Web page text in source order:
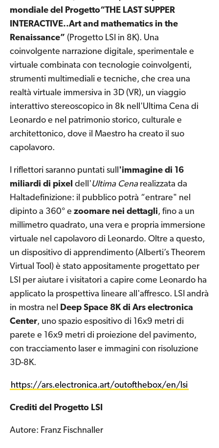
mondiale del Progetto“THE LAST SUPPER
INTERACTIVE..Art and mathematics in the
Renaissance” (Progetto LSI in 8K). Una
coinvolgente narrazione digitale, sperimentale e
virtuale combinata con tecnologie coinvolgenti,
strumenti multimediali e tecniche, che crea una
realtà virtuale immersiva in 3D (VR), un viaggio
interattivo stereoscopico in 8k nell'Ultima Cena di
Leonardo e nel patrimonio storico, culturale e
architettonico, dove il Maestro ha creato il suo
capolavoro.
I riflettori saranno puntati sull'immagine di 16
miliardi di pixel dell'Ultima Cenarealizzata da
Haltadefinizione: il pubblico potrà “entrare" nel
dipinto a 360° e zoomare nei dettagli, fino a un
millimetro quadrato, una vera e propria immersione
virtuale nel capolavoro di Leonardo. Oltre a questo,
un dispositivo di apprendimento (Alberti’s Theorem
Virtual Tool) è stato appositamente progettato per
LSI per aiutare i visitatori a capire come Leonardo ha
applicato la prospettiva lineare all'affresco. LSI andrà
in mostra nel Deep Space 8K di Ars electronica
Center, uno spazio espositivo di 16x9 metri di
parete e 16x9 metri di proiezione del pavimento,
con tracciamento laser e immagini con risoluzione
3D-8K.
https://ars.electronica.art/outofthebox/en/lsi
Crediti del Progetto LSI
Autore: Franz Fischnaller